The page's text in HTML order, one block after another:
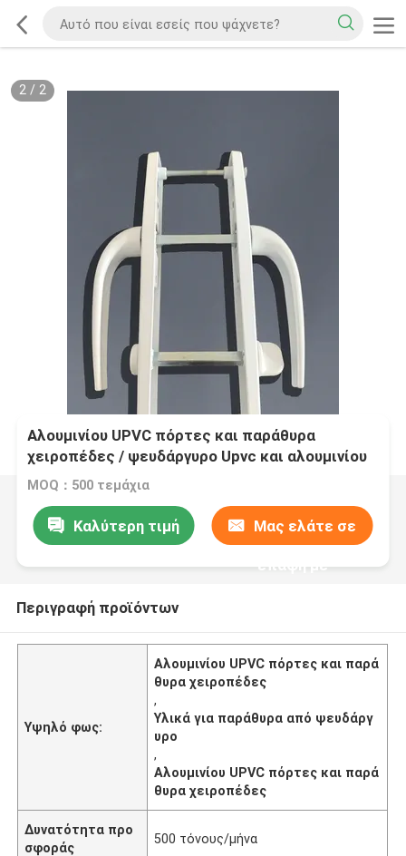
2/ 2
Αλουμινίου UPVC πόρτες και παράθυρα
χειροπέδες / ψευδάργυρο Upvc και αλουμινίου
παράθυρο υλικό
MOQ：500 τεμάχια
Καλύτερη τιμή Μας ελάτε σε
επαφή με
Περιγραφή προϊόντων
Υψηλό φως:
Αλουμινίου UPVC πόρτες και παρά
θυρα χειροπέδες
,
Υλικά για παράθυρα από ψευδάργ
υρο
,
Αλουμινίου UPVC πόρτες και παρά
θυρα χειροπέδες
Δυνατότητα προ
σφοράς
500 τόνους/μήνα